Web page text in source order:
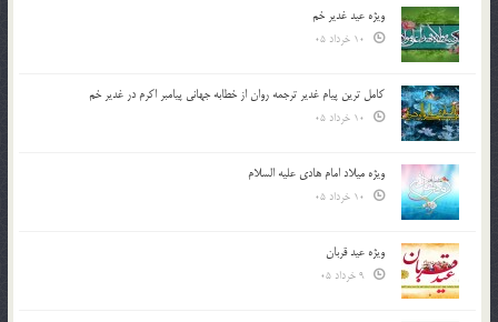
ویژه عید غدیر خم
کامل ترین پیام غدیر ترجمه روان از خطابه جهانی پیامبر اکرم در غدیر خم
ویژه میلاد امام هادی علیه السلام
ویژه عید قربان